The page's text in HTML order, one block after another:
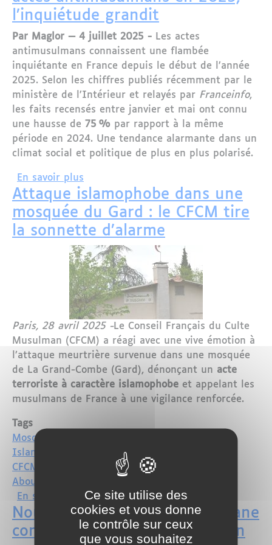
l’inquiétude grandit
Par Maglor — 4 juillet 2025 - Les actes
antimusulmans connaissent une flambée
inquiétante en France depuis le début de l’année
2025. Selon les chiffres publiés récemment par le
ministère de l’Intérieur et relayés par Franceinfo,
les faits recensés entre janvier et mai ont connu
une hausse de 75 % par rapport à la même
période en 2024. Une tendance alarmante dans un
climat social et politique de plus en plus polarisé.
En savoir plus
Attaque islamophobe dans une
mosquée du Gard : le CFCM tire
la sonnette d’alarme
Paris, 28 avril 2025 -Le Conseil Français du Culte
Musulman (CFCM) a réagi avec une vive émotion à
l’attaque meurtrière survenue dans une mosquée
de La Grand-Combe (Gard), dénonçant un acte
terroriste à caractère islamophobe et appelant les
musulmans de France à une vigilance renforcée.
Tags
Mosquée de La Grand-Combe
Islamophobe
CFCM
Aboubakar Cissé
En savoir plus
sur Attaque islamophobe dans une
Nouvelle attaque antimusulmane
contre la mosquée Koba à Lyon
Ce site utilise des
cookies et vous donne
le contrôle sur ceux
que vous souhaitez